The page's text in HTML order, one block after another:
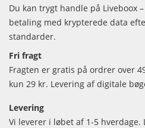
Du kan trygt handle på Liveboox
betaling med krypterede data
standarder.
Fri fragt
Fragten er gratis på ordrer over
kun 29 kr. Levering af digitale
Levering
Vi leverer i løbet af 1-5